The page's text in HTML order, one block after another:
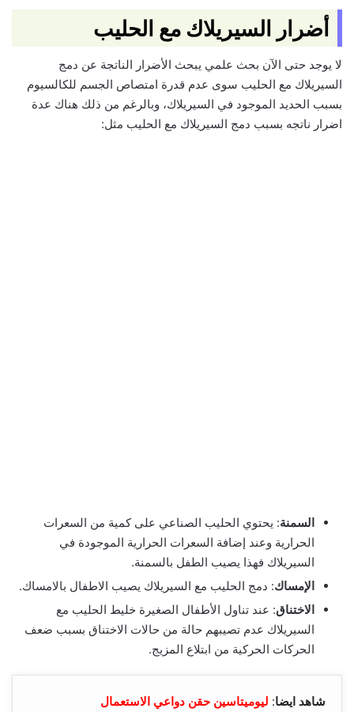
أضرار السيريلاك مع الحليب
لا يوجد حتى الآن بحث علمي يبحث الأضرار الناتجة عن دمج
السيريلاك مع الحليب سوى عدم قدرة امتصاص الجسم للكالسيوم
بسبب الحديد الموجود في السيريلاك، وبالرغم من ذلك هناك عدة
اضرار ناتجه بسبب دمج السيريلاك مع الحليب مثل:
السمنة: يحتوي الحليب الصناعي على كمية من السعرات
الحرارية وعند إضافة السعرات الحرارية الموجودة في
السيريلاك فهذا يصيب الطفل بالسمنة.
الإمساك: دمج الحليب مع السيريلاك يصيب الاطفال بالامساك.
الاختناق: عند تناول الأطفال الصغيرة خليط الحليب مع
السيريلاك عدم تصيبهم حالة من حالات الاختناق بسبب ضعف
الحركات الحركية من ابتلاع المزيج.
شاهد ايضا: ليوميتاسين حقن دواعي الاستعمال